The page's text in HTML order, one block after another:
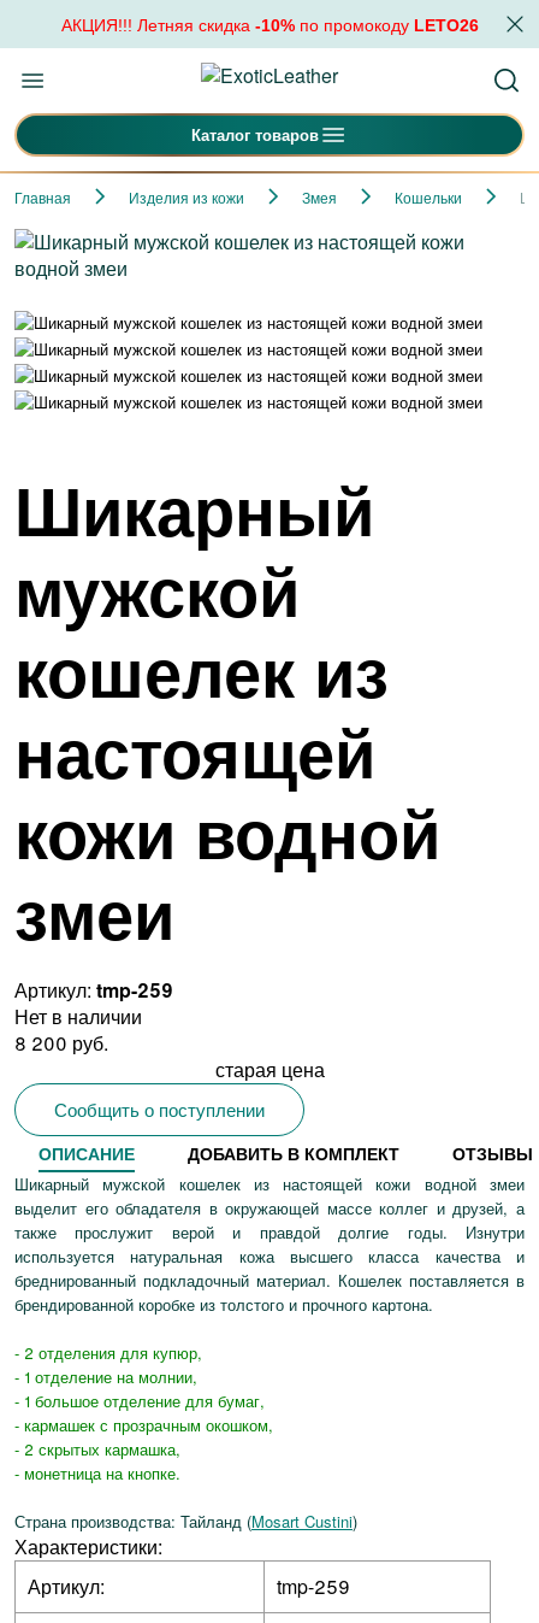
АКЦИЯ!!! Летняя скидка -10%по промокоду LETO26
Каталог товаров
Главная Изделия из кожи Змея Кошельки
Шикарный
мужской
кошелек из
настоящей
кожи водной
змеи
Артикул: tmp-259
Нет в наличии
8 200 руб.
старая цена
Сообщить о поступлении
ОПИСАНИЕ ДОБАВИТЬ В КОМПЛЕКТ ОТЗЫВЫ
Шикарный мужской кошелек из настоящей кожи водной змеи
выделит его обладателя в окружающей массе коллег и друзей, а
также прослужит верой и правдой долгие годы. Изнутри
используется натуральная кожа высшего класса качества и
бреднированный подкладочный материал. Кошелек поставляется в
брендированной коробке из толстого и прочного картона.
- 2 отделения для купюр,
- 1 отделение на молнии,
- 1 большое отделение для бумаг,
- кармашек с прозрачным окошком,
- 2 скрытых кармашка,
- монетница на кнопке.
Страна производства: Тайланд (Mosart Custini)
Характеристики:
Артикул:
tmp-259